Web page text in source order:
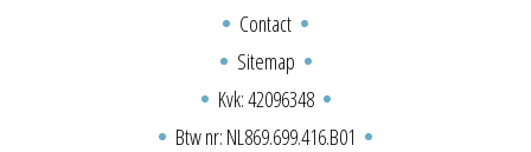
Contact
Sitemap
Kvk: 42096348
Btw nr: NL869.699.416.B01